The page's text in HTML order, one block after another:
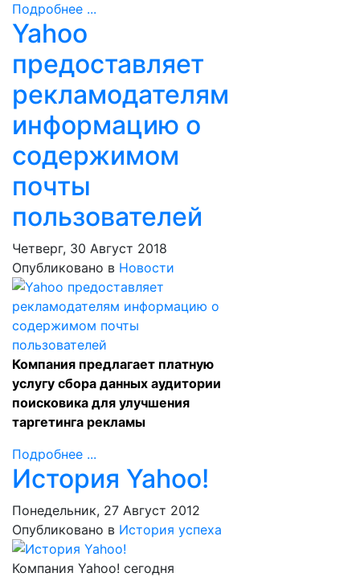
Подробнее ...
Yahoo
предоставляет
рекламодателям
информацию о
содержимом
почты
пользователей
Четверг, 30 Август 2018
Опубликовано в Новости
Компания предлагает платную
услугу сбора данных аудитории
поисковика для улучшения
таргетинга рекламы
Подробнее ...
История Yahoo!
Понедельник, 27 Август 2012
Опубликовано в История успеха
Компания Yahoo! сегодня